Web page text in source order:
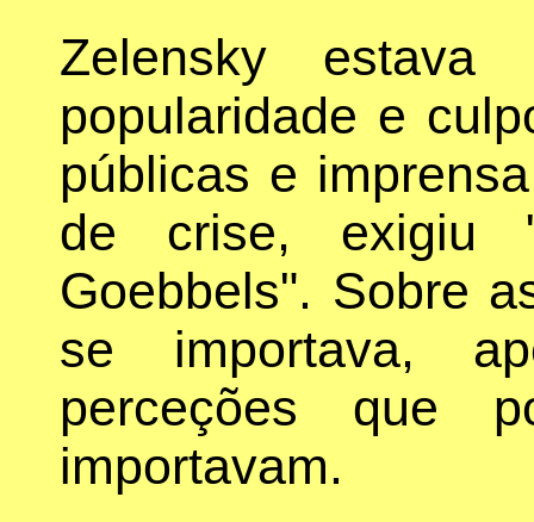
Zelensky estava
popularidade e
públicas e
de crise, exigiu
Goebbels". Sobre
se importava,
perceções que
importavam.